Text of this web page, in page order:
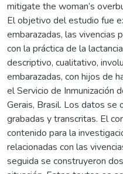
mitigate the woman’s
El objetivo del estudio fue
embarazadas, las vivencias
con la práctica de la
descriptivo, cualitativo,
embarazadas, con hijos de
el Servicio de Inmunización
Gerais, Brasil. Los datos
grabadas y transcritas. El
contenido para la
relacionadas con las
seguida se construyeron